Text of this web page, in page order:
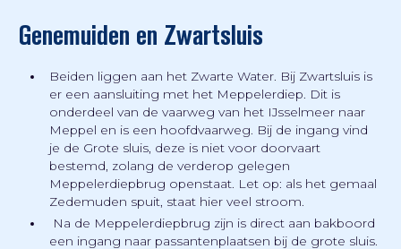
Genemuiden en Zwartsluis
Beiden liggen aan het Zwarte Water. Bij Zwartsluis is
er een aansluiting met het Meppelerdiep. Dit is
onderdeel van de vaarweg van het IJsselmeer naar
Meppel en is een hoofdvaarweg. Bij de ingang vind
je de Grote sluis, deze is niet voor doorvaart
bestemd, zolang de verderop gelegen
Meppelerdiepbrug openstaat. Let op: als het gemaal
Zedemuden spuit, staat hier veel stroom.
Na de Meppelerdiepbrug zijn is direct aan bakboord
een ingang naar passantenplaatsen bij de grote sluis.